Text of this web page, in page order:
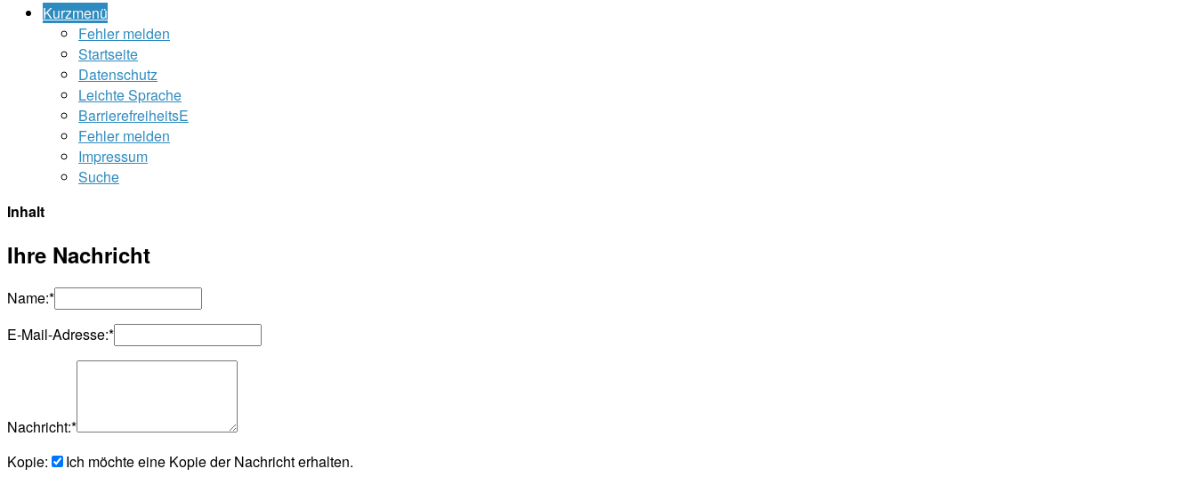
Kurzmenü
Fehler melden
Startseite
Datenschutz
Leichte Sprache
BarrierefreiheitsE
Fehler melden
Impressum
Suche
Inhalt
Ihre Nachricht
Name:*
E-Mail-Adresse:*
Nachricht:*
Kopie:
Ich möchte eine Kopie der Nachricht erhalten.